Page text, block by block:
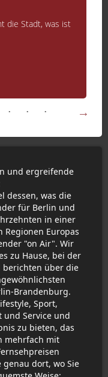
die Stadt, was ist
und ergreifende
dessen, was die
für Berlin und
in einer
Europas
"on Air". Wir
zu Hause, bei der
über die
Brandenburg.
Sport,
und Service und
zu bieten, das
mehrfach mit
dort, wo Sie